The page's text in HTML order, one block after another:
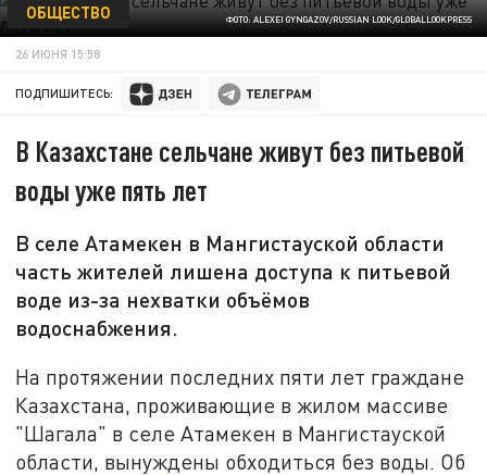
ФОТО: ALEXEI GYNGAZOV/RUSSIAN LOOK/GLOBALLOOKPRESS
ОБЩЕСТВО
26 ИЮНЯ 15:58
ПОДПИШИТЕСЬ:
В Казахстане сельчане живут без питьевой
воды уже пять лет
В селе Атамекен в Мангистауской области
часть жителей лишена доступа к питьевой
воде из-за нехватки объёмов
водоснабжения.
На протяжении последних пяти лет граждане
Казахстана, проживающие в жилом массиве
"Шагала" в селе Атамекен в Мангистауской
области, вынуждены обходиться без воды. Об